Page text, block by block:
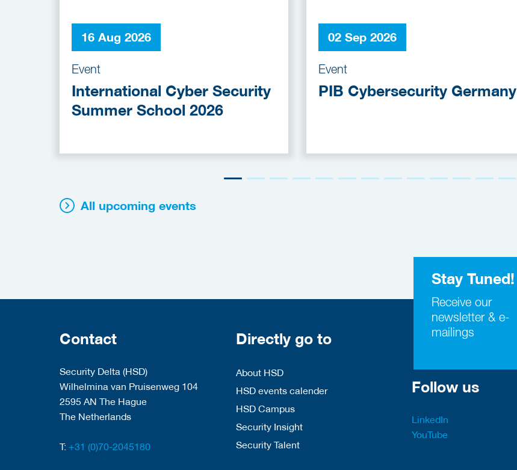
16 Aug 2026
Event
International Cyber Security
Summer School 2026
02 Sep 2026
Event
PIB Cybersecurity Germany
All upcoming events
Stay Tuned!
Receive our
newsletter & e-
mailings
Contact
Security Delta (HSD)
Wilhelmina van Pruisenweg 104
2595 AN The Hague
The Netherlands
T: +31 (0)70-2045180
Directly go to
About HSD
HSD events calender
HSD Campus
Security Insight
Security Talent
Follow us
LinkedIn
YouTube